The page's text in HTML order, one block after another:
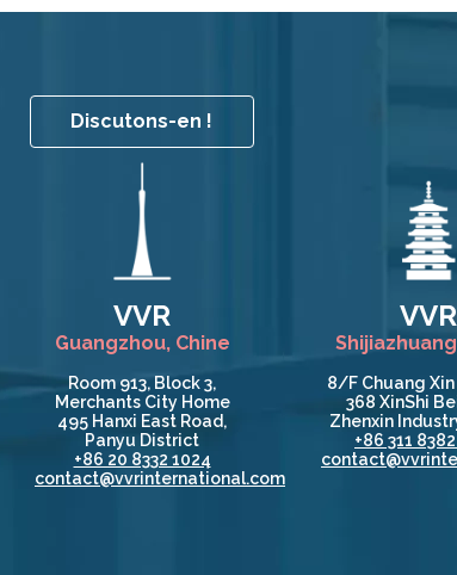
Discutons-en !
VVR
Guangzhou, Chine
Room 913, Block 3,
Merchants City Home
495 Hanxi East Road,
Panyu District
+86 20 8332 1024
contact@vvrinternational.com
VVR
8/F Chuang
368 XinShi
Zhenxin
+86 311